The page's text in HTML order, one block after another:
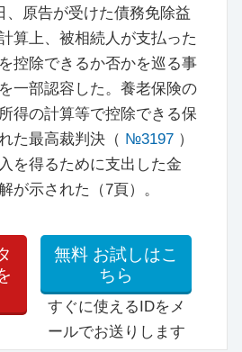
、原告が受けた債務免除益
算上、被相続人が支払った
控除できるか否かを巡る事
一部認容した。養老保険の
得の計算等で控除できる保
た最高裁判決（ №3197 ）
を得るために支出した金
が示された（7頁）。
無料 お試しはこ
ちら
すぐに使えるIDをメ
ールでお送りします